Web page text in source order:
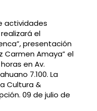
actividades
el
presentación
Carmen Amaya” el
en Av.
7.100. La
Cultura &
09 de julio de